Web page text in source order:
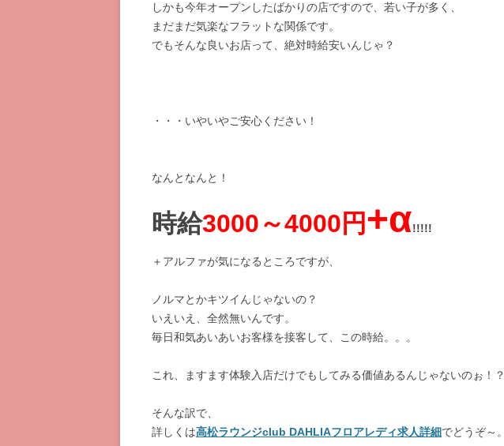
しかも今年オープンしたばかりの店ですので、若い子が多く、
まだまだ気楽なフラットな関係です。
でもそんな良いお店って、絶対時給安いんじゃ？
・・・いやいやご安心ください！
なんとなんと！
時給3000～4000円 +α!!!!!
＋アルファが気になるところですが、
ノルマとかキツイんじゃないの？
いえいえ、全然無いんです。
毎日和気あいあいお客様を接客して、この時給。。。
これ、ますます体験入店だけでもしてみる価値あるんじゃないのぉ！？
そんな訳で、
詳しくは高松ラウンジclub DAHLIAフロアレディ求人詳細でどうぞ～。